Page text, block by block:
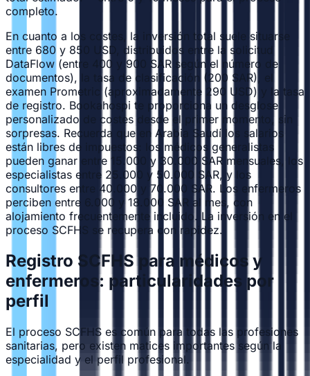
completo.
En cuanto a los costes, la inversión total suele situarse
entre 680 y 850 USD, distribuidos entre la solicitud
DataFlow (entre 400 y 900 SAR según el número de
documentos), la tasa de clasificación (200 SAR), el
examen Prometric (aproximadamente 290 USD) y la tasa
de registro. Bookahospi te proporciona un desglose
personalizado de costes desde el primer momento, sin
sorpresas. Recuerda que en Arabia Saudí los salarios
están libres de impuestos: los médicos generalistas
pueden ganar entre 15.000 y 30.000 SAR mensuales, los
especialistas entre 25.000 y 50.000 SAR, y los
consultores entre 40.000 y 70.000 SAR. Los enfermeros
perciben entre 6.000 y 18.000 SAR al mes, con
alojamiento frecuentemente incluido. La inversión en el
proceso SCFHS se recupera con rapidez.
Registro SCFHS para médicos y
enfermeros: particularidades por
perfil
El proceso SCFHS es común para todas las profesiones
sanitarias, pero existen matices importantes según la
especialidad y el perfil profesional.